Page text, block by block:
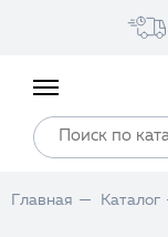
Главная Каталог